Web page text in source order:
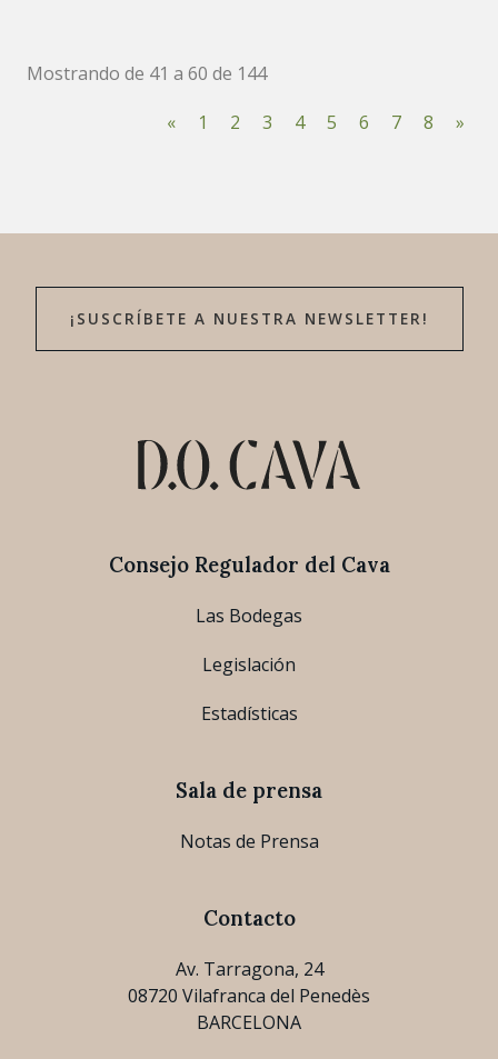
Mostrando de 41 a 60 de 144
«
1 2 3 4 5 6 7 8 »
¡SUSCRÍBETE A NUESTRA NEWSLETTER!
Consejo Regulador del Cava
Las Bodegas
Legislación
Estadísticas
Sala de prensa
Notas de Prensa
Contacto
Av. Tarragona, 24
08720 Vilafranca del Penedès
BARCELONA